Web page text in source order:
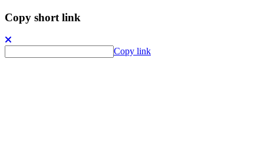
Copy short link
Copy link